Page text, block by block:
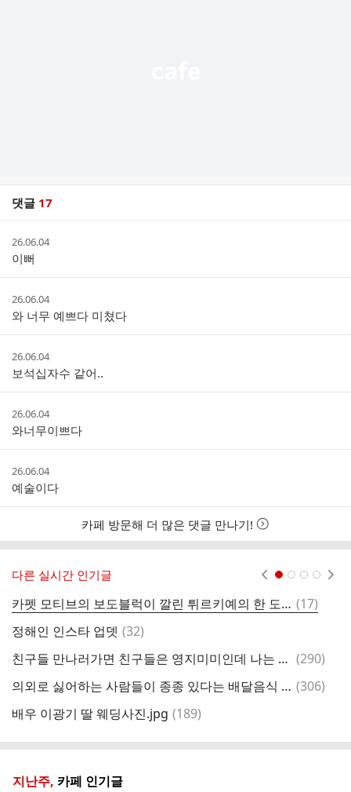
댓글 17
스
작
성
시
간
26.06.04
이뻐
작
성
시
간
26.06.04
와 너무 예쁘다 미쳤다
작
성
시
간
26.06.04
보석십자수 같어..
작
성
시
간
26.06.04
와너무이쁘다
작
성
시
간
26.06.04
예술이다
카페 방문해 더 많은 댓글 만나기!
다른 실시간 인기글
카펫 모티브의 보도블럭이 깔린 튀르키예의 한 도시 댓
글
(17)
정해인 인스타 업뎃 댓
(32)
친구들 만나러가면 친구들은 영지미미인데 나는 always 은지룩임 댓
(290)
의외로 싫어하는 사람들이 종종 있다는 배달음식 b급상품 서비스 .jpg 댓
(306)
배우 이광기 딸 웨딩사진.jpg 댓
(189)
지난주, 카페 인기글